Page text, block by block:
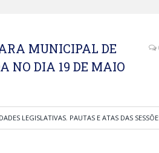
MUNICIPAL DE
NO DIA 19 DE MAIO
LEGISLATIVAS, PAUTAS E ATAS DAS